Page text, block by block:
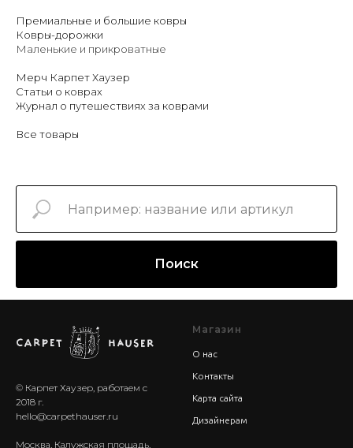
Премиальные и большие ковры
Ковры-дорожки
Маленькие и прикроватные
Мерч Карпет Хаузер
Статьи о коврах
Журнал о путешествиях за коврами
Все товары
Поиск
© Карпет Хаузер, работаем с
2018 г.
hello@carpethauser.ru
Москва, Калужская площадь,
Магазин
О нас
Контакты
Карта сайта
Дизайнерам